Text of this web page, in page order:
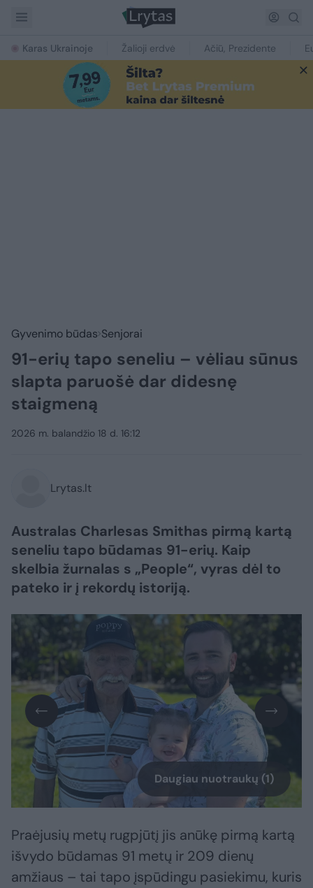
Karas Ukrainoje Žalioji erdvė Ačiū, Prezidente
Gyvenimo būdas Senjorai
91-erių tapo seneliu – vėliau sūnus
slapta paruošė dar didesnę
staigmeną
2026 m. balandžio 18 d. 16:12
Lrytas.lt
Australas Charlesas Smithas pirmą kartą
seneliu tapo būdamas 91-erių. Kaip
skelbia žurnalas s „People“, vyras dėl to
pateko ir į rekordų istoriją.
Daugiau nuotraukų (1)
Praėjusių metų rugpjūtį jis anūkę pirmą kartą
išvydo būdamas 91 metų ir 209 dienų
amžiaus – tai tapo įspūdingu pasiekimu, kuris